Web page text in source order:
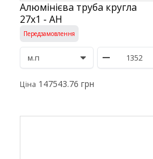
Алюмінієва труба кругла
27х1 - АН
Передзамовлення
Ціна 147543.76 грн